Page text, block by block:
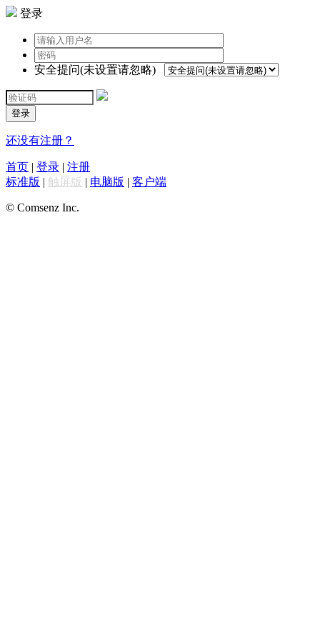
登录
安全提问(未设置请忽略)
登录
还没有注册？
首页 | 登录 | 注册
标准版 | 触屏版 | 电脑版 | 客户端
© Comsenz Inc.